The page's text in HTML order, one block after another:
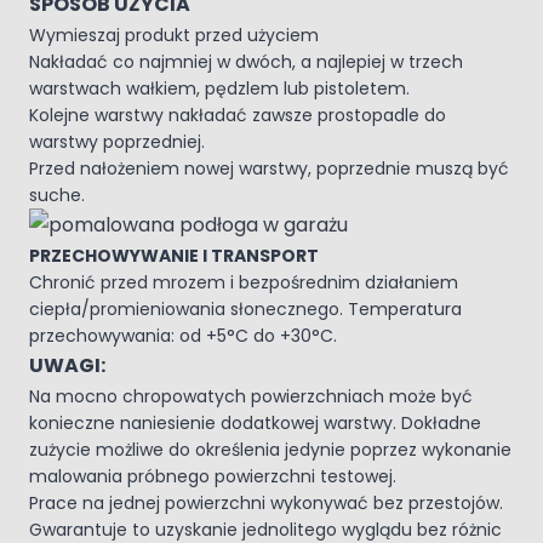
Wymieszaj produkt przed użyciem
Nakładać co najmniej w dwóch, a najlepiej w trzech
warstwach wałkiem, pędzlem lub pistoletem.
Kolejne warstwy nakładać zawsze prostopadle do
warstwy poprzedniej.
Przed nałożeniem nowej warstwy, poprzednie muszą być
suche.
PRZECHOWYWANIE I TRANSPORT
Chronić przed mrozem i bezpośrednim działaniem
ciepła/promieniowania słonecznego. Temperatura
przechowywania: od +5°C do +30°C.
UWAGI:
Na mocno chropowatych powierzchniach może być
konieczne naniesienie dodatkowej warstwy. Dokładne
zużycie możliwe do określenia jedynie poprzez wykonanie
malowania próbnego powierzchni testowej.
Prace na jednej powierzchni wykonywać bez przestojów.
Gwarantuje to uzyskanie jednolitego wyglądu bez różnic